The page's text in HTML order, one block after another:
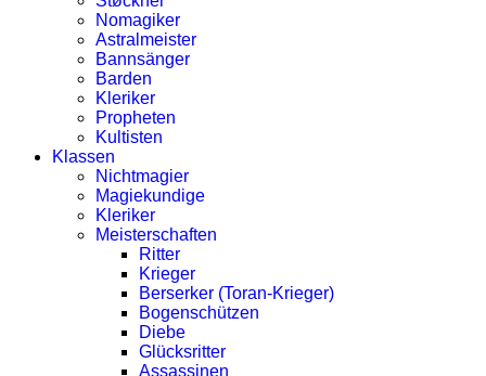
Nomagiker
Astralmeister
Bannsänger
Barden
Kleriker
Propheten
Kultisten
Klassen
Nichtmagier
Magiekundige
Kleriker
Meisterschaften
Ritter
Krieger
Berserker (Toran-Krieger)
Bogenschützen
Diebe
Glücksritter
Assassinen